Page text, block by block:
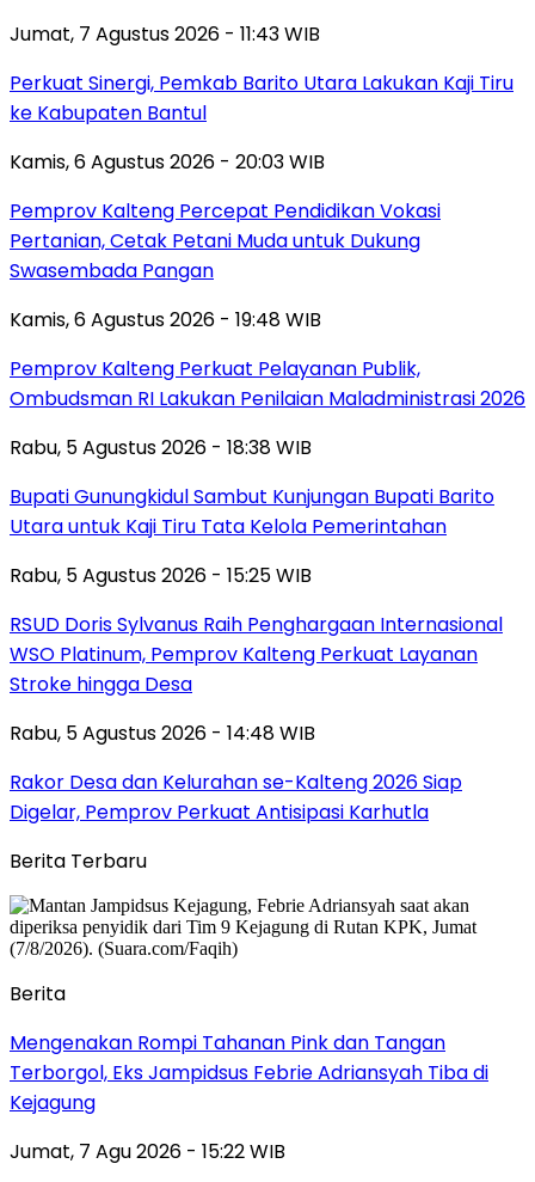
Jumat, 7 Agustus 2026 - 11:43 WIB
Perkuat Sinergi, Pemkab Barito Utara Lakukan Kaji Tiru
ke Kabupaten Bantul
Kamis, 6 Agustus 2026 - 20:03 WIB
Pemprov Kalteng Percepat Pendidikan Vokasi
Pertanian, Cetak Petani Muda untuk Dukung
Swasembada Pangan
Kamis, 6 Agustus 2026 - 19:48 WIB
Pemprov Kalteng Perkuat Pelayanan Publik,
Ombudsman RI Lakukan Penilaian Maladministrasi 2026
Rabu, 5 Agustus 2026 - 18:38 WIB
Bupati Gunungkidul Sambut Kunjungan Bupati Barito
Utara untuk Kaji Tiru Tata Kelola Pemerintahan
Rabu, 5 Agustus 2026 - 15:25 WIB
RSUD Doris Sylvanus Raih Penghargaan Internasional
WSO Platinum, Pemprov Kalteng Perkuat Layanan
Stroke hingga Desa
Rabu, 5 Agustus 2026 - 14:48 WIB
Rakor Desa dan Kelurahan se-Kalteng 2026 Siap
Digelar, Pemprov Perkuat Antisipasi Karhutla
Berita Terbaru
Berita
Mengenakan Rompi Tahanan Pink dan Tangan
Terborgol, Eks Jampidsus Febrie Adriansyah Tiba di
Kejagung
Jumat, 7 Agu 2026 - 15:22 WIB